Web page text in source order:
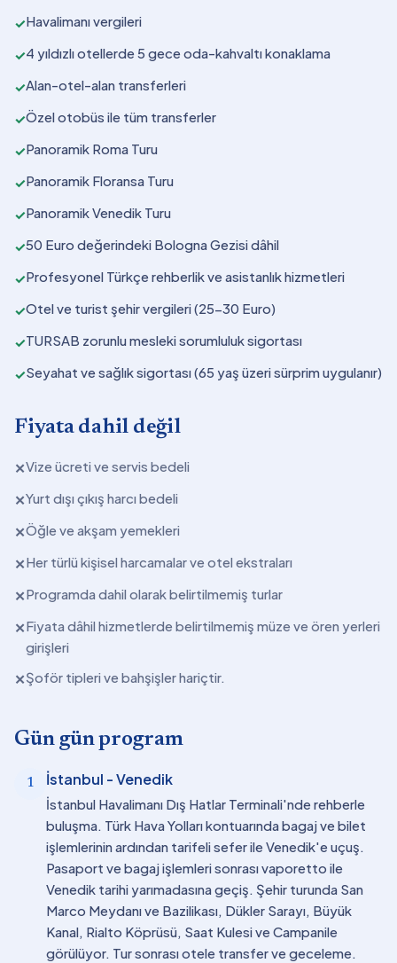
✓Havalimanı vergileri
✓4 yıldızlı otellerde 5 gece oda-kahvaltı konaklama
✓Alan-otel-alan transferleri
✓Özel otobüs ile tüm transferler
✓Panoramik Roma Turu
✓Panoramik Floransa Turu
✓Panoramik Venedik Turu
✓50 Euro değerindeki Bologna Gezisi dâhil
✓Profesyonel Türkçe rehberlik ve asistanlık hizmetleri
✓Otel ve turist şehir vergileri (25-30 Euro)
✓TURSAB zorunlu mesleki sorumluluk sigortası
✓Seyahat ve sağlık sigortası (65 yaş üzeri sürprim uygulanır)
Fiyata dahil değil
✕Vize ücreti ve servis bedeli
✕Yurt dışı çıkış harcı bedeli
✕Öğle ve akşam yemekleri
✕Her türlü kişisel harcamalar ve otel ekstraları
✕Programda dahil olarak belirtilmemiş turlar
✕Fiyata dâhil hizmetlerde belirtilmemiş müze ve ören yerleri
girişleri
✕Şoför tipleri ve bahşişler hariçtir.
Gün gün program
1 İstanbul - Venedik
İstanbul Havalimanı Dış Hatlar Terminali'nde rehberle
buluşma. Türk Hava Yolları kontuarında bagaj ve bilet
işlemlerinin ardından tarifeli sefer ile Venedik'e uçuş.
Pasaport ve bagaj işlemleri sonrası vaporetto ile
Venedik tarihi yarımadasına geçiş. Şehir turunda San
Marco Meydanı ve Bazilikası, Dükler Sarayı, Büyük
Kanal, Rialto Köprüsü, Saat Kulesi ve Campanile
görülüyor. Tur sonrası otele transfer ve geceleme.